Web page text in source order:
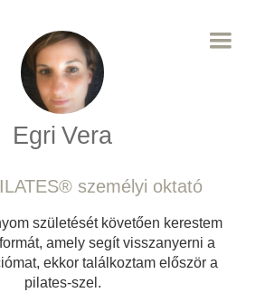
Egri Vera
személyi oktató
születését követően kerestem
amely segít visszanyerni a
ekkor találkoztam először a
pilates-szel.